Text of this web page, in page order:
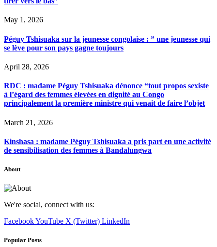
May 1, 2026
Péguy Tshisuaka sur la jeunesse congolaise : ” une jeunesse qui
se lève pour son pays gagne toujours
April 28, 2026
RDC : madame Péguy Tshisuaka dénonce “tout propos sexiste
à l’égard des femmes élevées en dignité au Congo
principalement la première ministre qui venait de faire l’objet
March 21, 2026
Kinshasa : madame Péguy Tshisuaka a pris part en une activité
de sensibilisation des femmes à Bandalungwa
About
We're social, connect with us:
FacebookYouTube X (Twitter) LinkedIn
Popular Posts